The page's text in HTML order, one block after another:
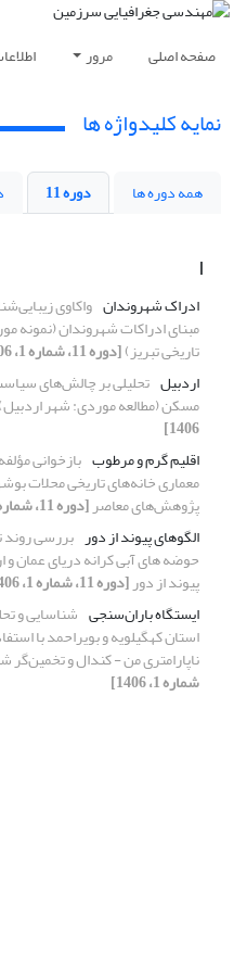
صفحه اصلی مرور
نمایه کلیدواژه ها
همه دوره ها دوره 11
ا
ادراک شهروندان واکاوی
مبنای ادراکات شهروندان (نمونه
تاریخی تبریز)[دوره 11، شماره 1، 1406]
اردبیل تحلیلی بر چالش‌های
مسکن (مطالعه موردی: شهر اردبیل)
1406]
اقلیم گرم و مرطوب بازخوانی
معماری خانه‌های تاریخی محلات
پژوهش‌های معاصر[دوره 11، شماره 2، 1406]
الگوهای پیوند از دور بررسی روند
حوضه های آبی کرانه دریای عمان و
پیوند از دور[دوره 11، شماره 1، 1406]
ایستگاه باران‌سنجی شناسایی و
استان کهگیلویه و بویراحمد با
ناپارامتری من - کندال و
شماره 1، 1406]